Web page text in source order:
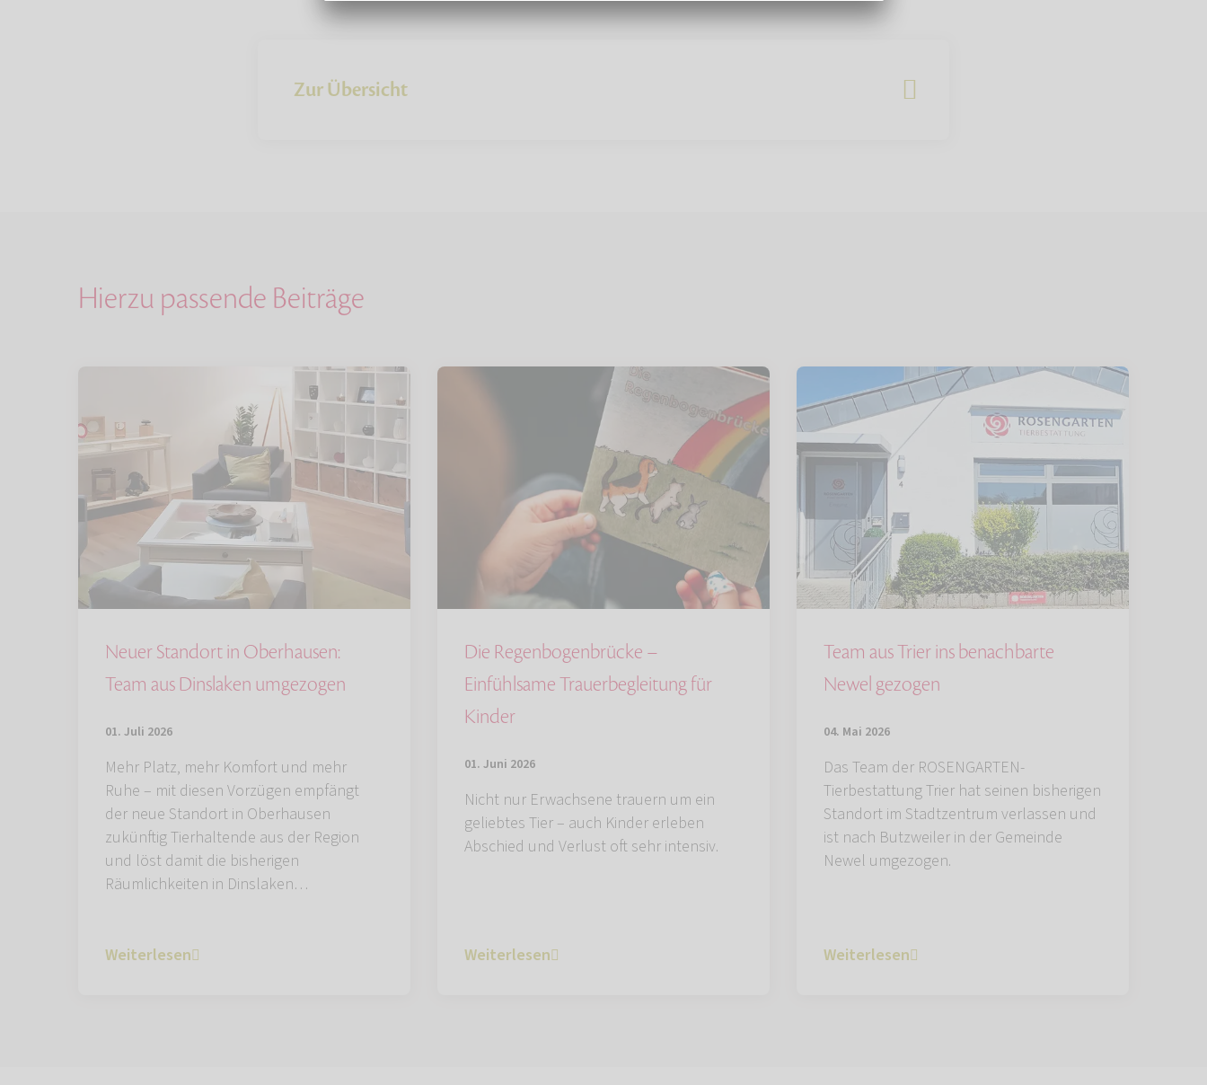
Zur Übersicht
Hierzu passende Beiträge
Neuer Standort in Oberhausen:
Team aus Dinslaken umgezogen
01. Juli 2026
Mehr Platz, mehr Komfort und mehr
Ruhe – mit diesen Vorzügen empfängt
der neue Standort in Oberhausen
zukünftig Tierhaltende aus der Region
und löst damit die bisherigen
Räumlichkeiten in Dinslaken…
Weiterlesen
Die Regenbogenbrücke –
Einfühlsame Trauerbegleitung für
Kinder
01. Juni 2026
Nicht nur Erwachsene trauern um ein
geliebtes Tier – auch Kinder erleben
Abschied und Verlust oft sehr intensiv.
Weiterlesen
Team aus Trier ins benachbarte
Newel gezogen
04. Mai 2026
Das Team der ROSENGARTEN-
Tierbestattung Trier hat seinen bisherigen
Standort im Stadtzentrum verlassen und
ist nach Butzweiler in der Gemeinde
Newel umgezogen.
Weiterlesen